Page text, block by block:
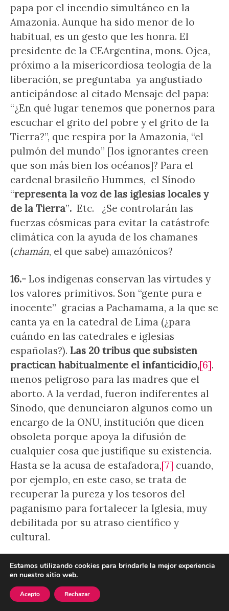
papa por el incendio simultáneo en la
Amazonia. Aunque ha sido menor de lo
habitual, es un gesto que les honra. El
presidente de la CEArgentina, mons. Ojea,
próximo a la misericordiosa teología de la
liberación, se preguntaba ya angustiado
anticipándose al citado Mensaje del papa:
“¿En qué lugar tenemos que ponernos para
escuchar el grito del pobre y el grito de la
Tierra?”, que respira por la Amazonia, “el
pulmón del mundo” [los ignorantes creen
que son más bien los océanos]? Para el
cardenal brasileño Hummes, el Sínodo
“representa la voz de las iglesias locales y
de la Tierra”. Etc. ¿Se controlarán las
fuerzas cósmicas para evitar la catástrofe
climática con la ayuda de los chamanes
(chamán, el que sabe) amazónicos?
16.- Los indígenas conservan las virtudes y
los valores primitivos. Son “gente pura e
inocente” gracias a Pachamama, a la que se
canta ya en la catedral de Lima (¿para
cuándo en las catedrales e iglesias
españolas?). Las 20 tribus que subsisten
practican habitualmente el infanticidio,[6].
menos peligroso para las madres que el
aborto. A la verdad, fueron indiferentes al
Sínodo, que denunciaron algunos como un
encargo de la ONU, institución que dicen
obsoleta porque apoya la difusión de
cualquier cosa que justifique su existencia.
Hasta se la acusa de estafadora,[7] cuando,
por ejemplo, en este caso, se trata de
recuperar la pureza y los tesoros del
paganismo para fortalecer la Iglesia, muy
debilitada por su atraso científico y
cultural.
Los interrogantes eran muchos. ¿Se debería
proclamaráurbi et
Naturaleza,Mater natura, Gaia,
Estamos utilizando cookies para brindarle la mejor experiencia
en nuestro sitio web.
Acepto Rechazar